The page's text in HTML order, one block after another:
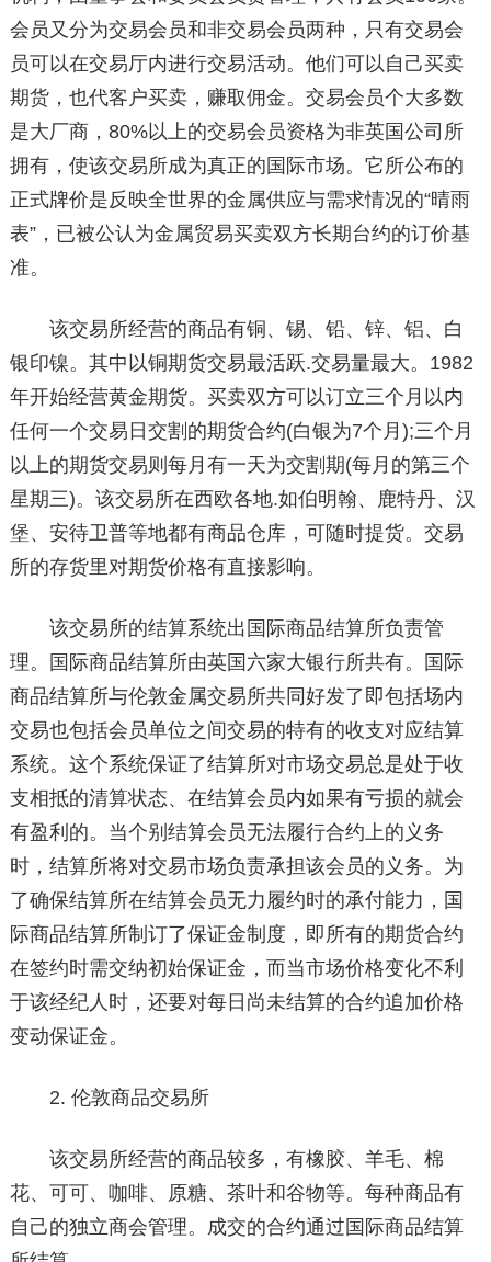
会员又分为交易会员和非交易会员两种，只有交易会
员可以在交易厅内进行交易活动。他们可以自己买卖
期货，也代客户买卖，赚取佣金。交易会员个大多数
是大厂商，80%以上的交易会员资格为非英国公司所
拥有，使该交易所成为真正的国际市场。它所公布的
正式牌价是反映全世界的金属供应与需求情况的“晴雨
表”，已被公认为金属贸易买卖双方长期台约的订价基
准。
该交易所经营的商品有铜、锡、铅、锌、铝、白
银印镍。其中以铜期货交易最活跃.交易量最大。1982
年开始经营黄金期货。买卖双方可以订立三个月以内
任何一个交易日交割的期货合约(白银为7个月);三个月
以上的期货交易则每月有一天为交割期(每月的第三个
星期三)。该交易所在西欧各地.如伯明翰、鹿特丹、汉
堡、安待卫普等地都有商品仓库，可随时提货。交易
所的存货里对期货价格有直接影响。
该交易所的结算系统出国际商品结算所负责管
理。国际商品结算所由英国六家大银行所共有。国际
商品结算所与伦敦金属交易所共同好发了即包括场内
交易也包括会员单位之间交易的特有的收支对应结算
系统。这个系统保证了结算所对市场交易总是处于收
支相抵的清算状态、在结算会员内如果有亏损的就会
有盈利的。当个别结算会员无法履行合约上的义务
时，结算所将对交易市场负责承担该会员的义务。为
了确保结算所在结算会员无力履约时的承付能力，国
际商品结算所制订了保证金制度，即所有的期货合约
在签约时需交纳初始保证金，而当市场价格变化不利
于该经纪人时，还要对每日尚未结算的合约追加价格
变动保证金。
2. 伦敦商品交易所
该交易所经营的商品较多，有橡胶、羊毛、棉
花、可可、咖啡、原糖、茶叶和谷物等。每种商品有
自己的独立商会管理。成交的合约通过国际商品结算